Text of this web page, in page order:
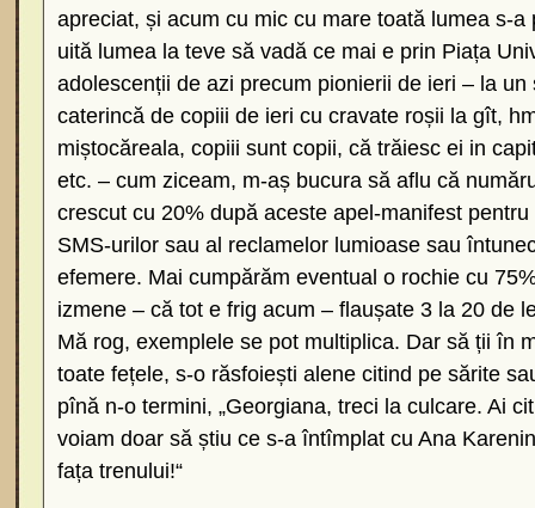
apreciat, și acum cu mic cu mare toată lumea s-a
uită lumea la teve să vadă ce mai e prin Piața
adolescenții de azi precum pionierii de ieri – la
caterincă de copiii de ieri cu cravate roșii la gît,
miștocăreala, copiii sunt copii, că trăiesc ei in
etc. – cum ziceam, m-aș bucura să aflu că
crescut cu 20% după aceste apel-manifest
SMS-urilor sau al reclamelor lumioase sau
efemere. Mai cumpărăm eventual o rochie cu
izmene – că tot e frig acum – flaușate 3 la 20 de
Mă rog, exemplele se pot multiplica. Dar să ții în
toate fețele, s-o răsfoiești alene citind pe sărite
pînă n-o termini, „Georgiana, treci la culcare. Ai
voiam doar să știu ce s-a întîmplat cu Ana
fața trenului!“